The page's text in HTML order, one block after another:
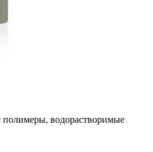
водорастворимые